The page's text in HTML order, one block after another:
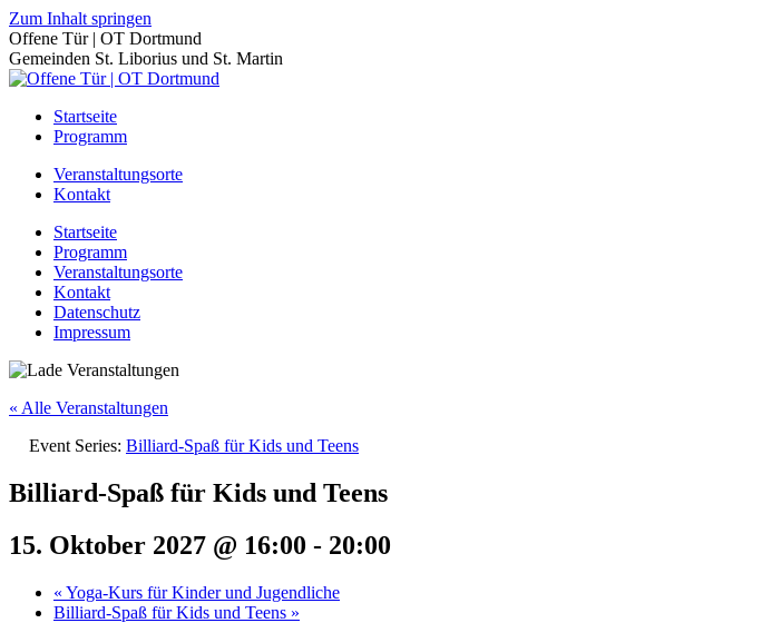
Zum Inhalt springen
Offene Tür | OT Dortmund
Gemeinden St. Liborius und St. Martin
Startseite
Programm
Veranstaltungsorte
Kontakt
Startseite
Programm
Veranstaltungsorte
Kontakt
Datenschutz
Impressum
« Alle Veranstaltungen
Event Series: Billiard-Spaß für Kids und Teens
Billiard-Spaß für Kids und Teens
15. Oktober 2027 @ 16:00 - 20:00
« Yoga-Kurs für Kinder und Jugendliche
Billiard-Spaß für Kids und Teens »